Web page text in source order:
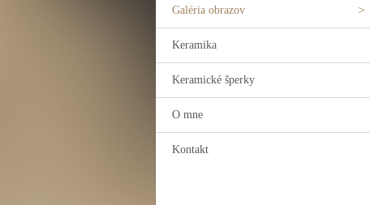
Galéria obrazov
Keramika
Keramické šperky
O mne
Kontakt